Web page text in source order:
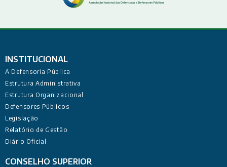
INSTITUCIONAL
A Defensoria Pública
Estrutura Administrativa
Estrutura Organizacional
Defensores Públicos
Legislação
Relatório de Gestão
Diário Oficial
CONSELHO SUPERIOR